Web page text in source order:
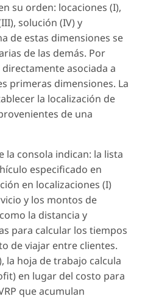
su orden: locaciones (I),
solución (IV) y
de estas dimensiones se
de las demás. Por
asociada a
primeras dimensiones. La
la localización de
de una
la consola indican: la lista
especificado en
en localizaciones (I)
y los montos de
la distancia y
para calcular los tiempos
de viajar entre clientes.
la hoja de trabajo calcula
en lugar del costo para
que acumulan